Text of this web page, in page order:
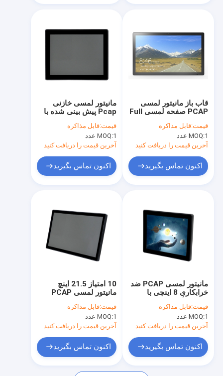
محصولات
دربارهی ما
کارخانه تور
تماس با ما
اخبار
همه موارد
مانیتور لمسی خازنی
Pcap پیش بینی شده با
نقطه ای
قیمت:قابل مذاکره
MOQ:1 عدد
آخرین قیمت را دریافت کنید
اکنون تماس بگیرید
قاب باز مانیتور لمسی
PCAP صفحه لمسی Full
Touch Panel
قیمت:قابل مذاکره
MOQ:1 عدد
آخرین قیمت را دریافت کنید
اکنون تماس بگیرید
10 امتیاز 21.5 اینچ
مانیتور لمسی PCAP
صنعتی
قیمت:قابل مذاکره
MOQ:1 عدد
آخرین قیمت را دریافت کنید
اکنون تماس بگیرید
مانیتور لمسی PCAP ضد
خرابکاری 8 اینچی با
قیمت:قابل مذاکره
MOQ:1 عدد
آخرین قیمت را دریافت کنید
اکنون تماس بگیرید